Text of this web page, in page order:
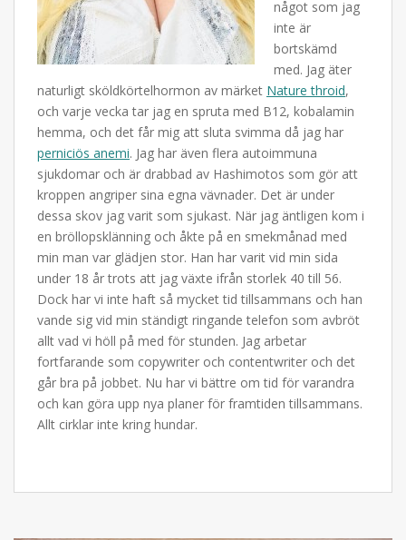
något som jag
inte är
bortskämd
med. Jag äter
naturligt sköldkörtelhormon av märket Nature throid,
och varje vecka tar jag en spruta med B12, kobalamin
hemma, och det får mig att sluta svimma då jag har
perniciös anemi. Jag har även flera autoimmuna
sjukdomar och är drabbad av Hashimotos som gör att
kroppen angriper sina egna vävnader. Det är under
dessa skov jag varit som sjukast. När jag äntligen kom i
en bröllopsklänning och åkte på en smekmånad med
min man var glädjen stor. Han har varit vid min sida
under 18 år trots att jag växte ifrån storlek 40 till 56.
Dock har vi inte haft så mycket tid tillsammans och han
vande sig vid min ständigt ringande telefon som avbröt
allt vad vi höll på med för stunden. Jag arbetar
fortfarande som copywriter och contentwriter och det
går bra på jobbet. Nu har vi bättre om tid för varandra
och kan göra upp nya planer för framtiden tillsammans.
Allt cirklar inte kring hundar.